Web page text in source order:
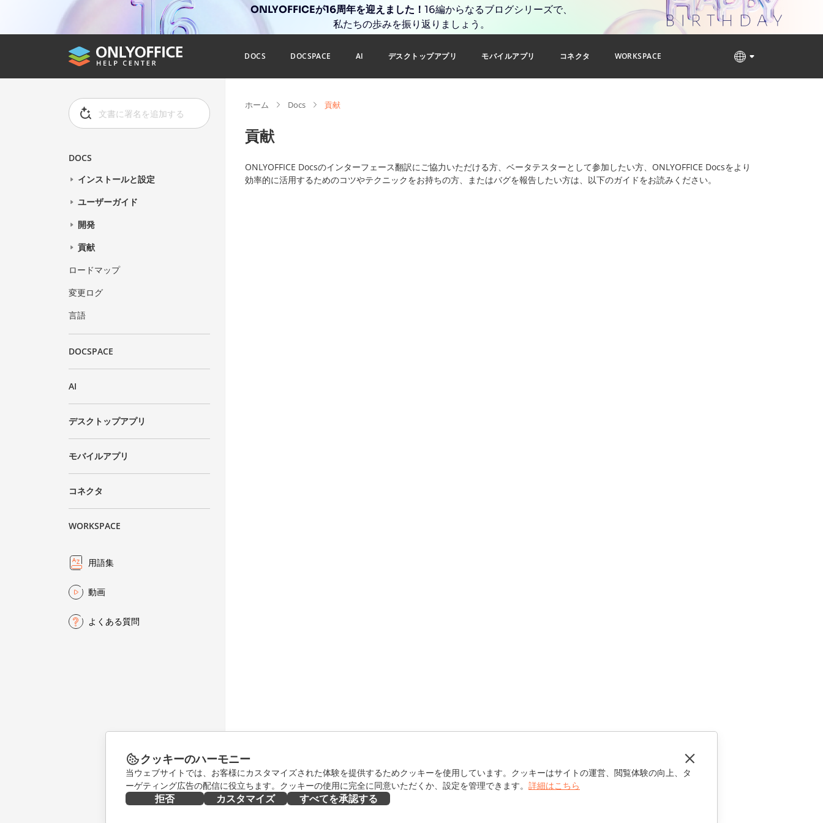
ONLYOFFICEが16周年を迎えました！ 16編からなるブログシリーズで、
私たちの歩みを振り返りましょう。
DOCS DOCSPACE AI デスクトップアプリ モバイルアプリ コネクタ WORKSPACE
DOCS
インストールと設定
ユーザーガイド
開発
貢献
ロードマップ
変更ログ
言語
DOCSPACE
AI
デスクトップアプリ
モバイルアプリ
コネクタ
WORKSPACE
用語集
動画
よくある質問
ホーム Docs 貢献
貢献
ONLYOFFICE Docsのインターフェース翻訳にご協力いただける方、ベータテスターとして参加したい方、ONLYOFFICE Docsをより
効率的に活用するためのコツやテクニックをお持ちの方、またはバグを報告したい方は、以下のガイドをお読みください。
クッキーのハーモニー
当ウェブサイトでは、お客様にカスタマイズされた体験を提供するためクッキーを使用しています。クッキーはサイトの運営、閲覧体験の向上、タ
ーゲティング広告の配信に役立ちます。クッキーの使用に完全に同意いただくか、設定を管理できます。 詳細はこちら
拒否 カスタマイズ すべてを承認する